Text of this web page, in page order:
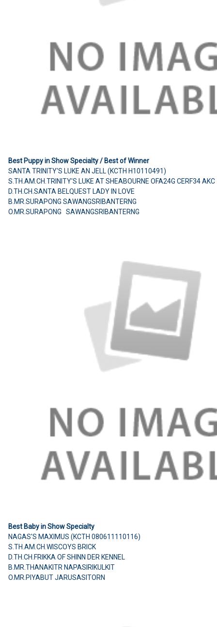
Best Puppy in Show Specialty / Best of Winner
SANTA TRINITY'S LUKE AN JELL (KCTH H10110491)
S.TH.AM.CH.TRINITY'S LUKE AT SHEABOURNE OFA24G CERF34 AKC
D.TH.CH.SANTA BELQUEST LADY IN LOVE
B.MR.SURAPONG SAWANGSRIBANTERNG
O.MR.SURAPONG SAWANGSRIBANTERNG
Best Baby in Show Specialty
NAGAS'S MAXIMUS (KCTH 080611110116)
S.TH.AM.CH.WISCOYS BRICK
D.TH.CH.FRIKKA OF SHINN DER KENNEL
B.MR.THANAKITR NAPASIRIKULKIT
O.MR.PIYABUT JARUSASITORN